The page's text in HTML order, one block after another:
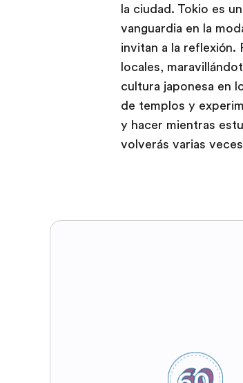
la ciudad. Tokio es
vanguardia en la
invitan a la reflexión.
locales,
cultura japonesa en
de templos y
y hacer mientras
volverás varias